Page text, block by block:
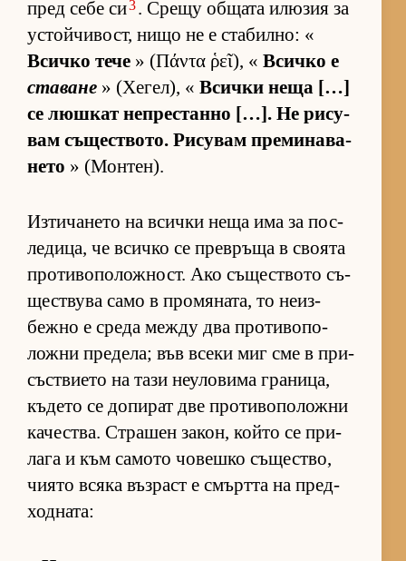
пред себе си3. Срещу об­щата илю­зия за
ус­той­чи­вост, нищо не е ста­бил­но: «
Всичко тече » (Πάντα ῥεῖ), « Всичко е
ставане » (Хе­гел), « Всички неща […]
се люш­кат неп­рес­танно […]. Не ри­су­
вам съ­щес­т­во­то. Ри­су­вам пре­ми­на­ва­
нето » (Мон­тен).
Из­ти­ча­нето на всички неща има за пос­
ле­ди­ца, че всичко се прев­ръща в сво­ята
про­ти­во­по­лож­ност. Ако съ­щес­т­вото съ­
щес­т­вува само в про­мя­на­та, то не­из­
бежно е среда между два про­ти­во­по­
ложни пре­де­ла; във всеки миг сме в при­
със­т­ви­ето на тази не­у­ло­вима гра­ни­ца,
къ­дето се до­пи­рат две про­ти­во­по­ложни
ка­чес­т­ва. Стра­шен за­кон, който се при­
лага и към са­мото чо­вешко съ­щес­т­во,
чи­ято всяка въз­раст е смъртта на пред­
ход­на­та: